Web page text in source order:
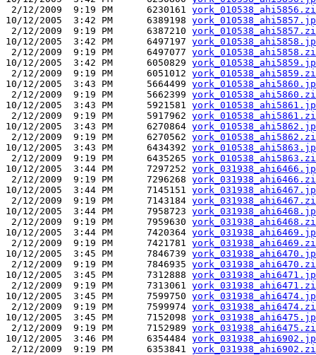
2/12/2009  9:19 PM      6230161
10/12/2005  3:42 PM      6389198
2/12/2009  9:19 PM      6387210
10/12/2005  3:42 PM      6497197
2/12/2009  9:19 PM      6497077
10/12/2005  3:42 PM      6050829
2/12/2009  9:19 PM      6051012
10/12/2005  3:43 PM      5664499
2/12/2009  9:19 PM      5662399
10/12/2005  3:43 PM      5921581
2/12/2009  9:19 PM      5917962
10/12/2005  3:43 PM      6270864
2/12/2009  9:19 PM      6270562
10/12/2005  3:43 PM      6434392
2/12/2009  9:19 PM      6435265
10/12/2005  3:44 PM      7297252
2/12/2009  9:19 PM      7296268
10/12/2005  3:44 PM      7145151
2/12/2009  9:19 PM      7143184
10/12/2005  3:44 PM      7958723
2/12/2009  9:19 PM      7959630
10/12/2005  3:44 PM      7420364
2/12/2009  9:19 PM      7421781
10/12/2005  3:45 PM      7846739
2/12/2009  9:19 PM      7846935
10/12/2005  3:45 PM      7312888
2/12/2009  9:19 PM      7313061
10/12/2005  3:45 PM      7599750
2/12/2009  9:19 PM      7599974
10/12/2005  3:45 PM      7152098
2/12/2009  9:19 PM      7152989
10/12/2005  3:46 PM      6354484
2/12/2009  9:19 PM      6353841